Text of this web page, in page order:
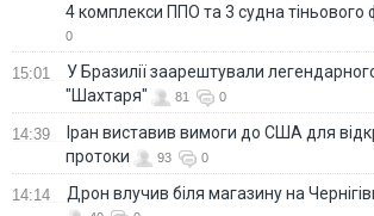
4 комплекси ППО та 3 судна тіньового
0
15:01
У Бразилії заарештували
"Шахтаря"
81 0
14:39
Іран виставив вимоги до США для
протоки
93 0
14:14 Дрон влучив біля магазину на